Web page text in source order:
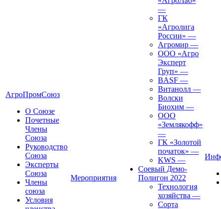
АгроПромСоюз
О Союзе
Почетные
Члены
Союза
Руководство
Союза
Эксперты
Союза
Члены
союза
Условия
Мероприятия
—
ГК
«Агролига
России» —
Агромир —
ООО «Агро
Эксперт
Груп» —
BASF —
Витанолл —
Волски
Биохим —
ООО
«Землякофф»
—
ГК «Золотой
початок» —
KWS —
Соевый Демо-
Полигон 2022
Технология
хозяйства —
Сорта